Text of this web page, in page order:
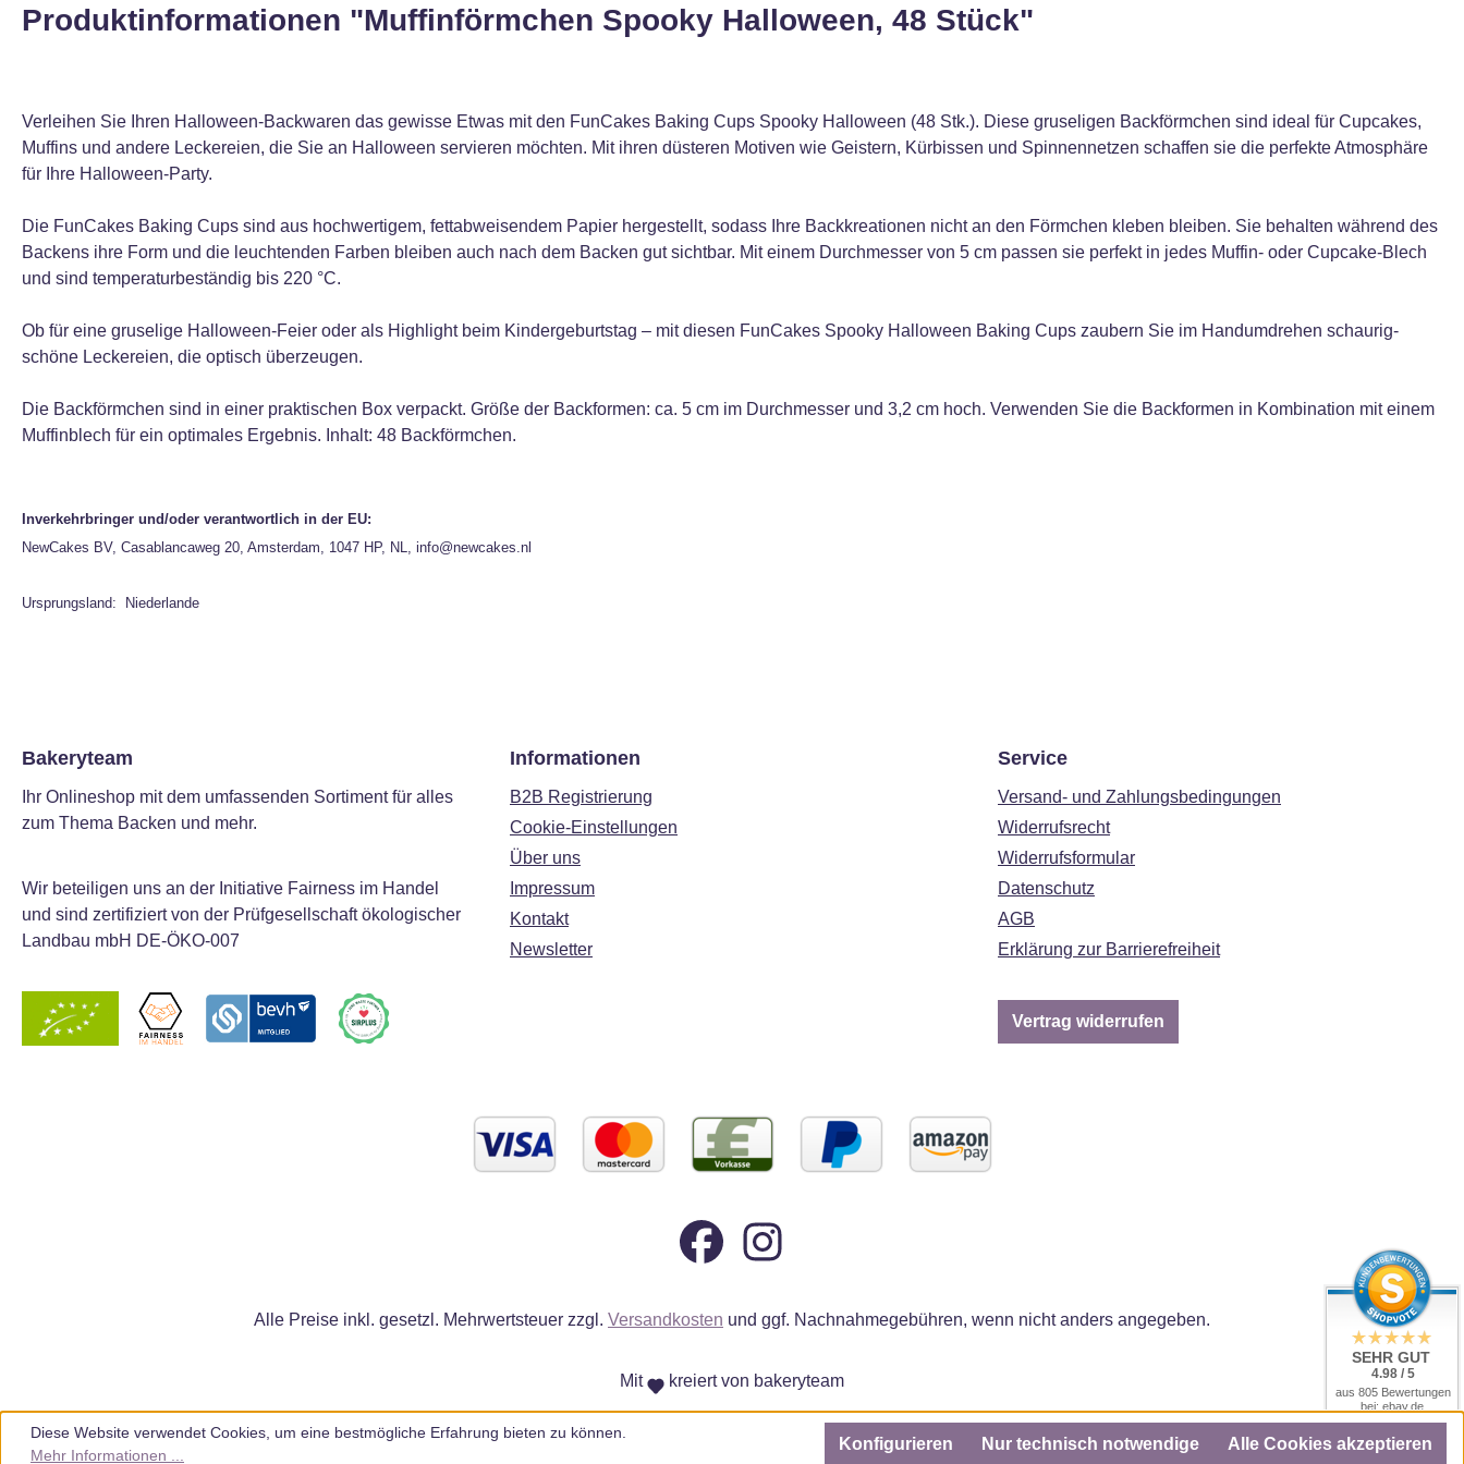
Produktinformationen "Muffinförmchen Spooky Halloween, 48 Stück"
Verleihen Sie Ihren Halloween-Backwaren das gewisse Etwas mit den FunCakes Baking Cups Spooky Halloween (48 Stk.). Diese gruseligen Backförmchen sind ideal für Cupcakes,
Muffins und andere Leckereien, die Sie an Halloween servieren möchten. Mit ihren düsteren Motiven wie Geistern, Kürbissen und Spinnennetzen schaffen sie die perfekte Atmosphäre
für Ihre Halloween-Party.
Die FunCakes Baking Cups sind aus hochwertigem, fettabweisendem Papier hergestellt, sodass Ihre Backkreationen nicht an den Förmchen kleben bleiben. Sie behalten während des
Backens ihre Form und die leuchtenden Farben bleiben auch nach dem Backen gut sichtbar. Mit einem Durchmesser von 5 cm passen sie perfekt in jedes Muffin- oder Cupcake-Blech
und sind temperaturbeständig bis 220 °C.
Ob für eine gruselige Halloween-Feier oder als Highlight beim Kindergeburtstag – mit diesen FunCakes Spooky Halloween Baking Cups zaubern Sie im Handumdrehen schaurig-
schöne Leckereien, die optisch überzeugen.
Die Backförmchen sind in einer praktischen Box verpackt. Größe der Backformen: ca. 5 cm im Durchmesser und 3,2 cm hoch. Verwenden Sie die Backformen in Kombination mit einem
Muffinblech für ein optimales Ergebnis. Inhalt: 48 Backförmchen.
Inverkehrbringer und/oder verantwortlich in der EU:
NewCakes BV, Casablancaweg 20, Amsterdam, 1047 HP, NL, info@newcakes.nl
Ursprungsland: Niederlande
Bakeryteam
Ihr Onlineshop mit dem umfassenden Sortiment für alles
zum Thema Backen und mehr.
Wir beteiligen uns an der Initiative Fairness im Handel
und sind zertifiziert von der Prüfgesellschaft ökologischer
Landbau mbH DE-ÖKO-007
Informationen
B2B Registrierung
Cookie-Einstellungen
Über uns
Impressum
Kontakt
Newsletter
Service
Versand- und Zahlungsbedingungen
Widerrufsrecht
Widerrufsformular
Datenschutz
AGB
Erklärung zur Barrierefreiheit
Vertrag widerrufen
Alle Preise inkl. gesetzl. Mehrwertsteuer zzgl. Versandkosten und ggf. Nachnahmegebühren, wenn nicht anders angegeben.
Mit kreiert von bakeryteam
Diese Website verwendet Cookies, um eine bestmögliche Erfahrung bieten zu können.
Mehr Informationen ...
Nur technisch notwendige
Konfigurieren Alle Cookies akzeptieren
SEHR GUT
4.98 / 5
aus 805 Bewertungen
bei: ebay.de,
amazon.de, amazon.it,
shopvote.de